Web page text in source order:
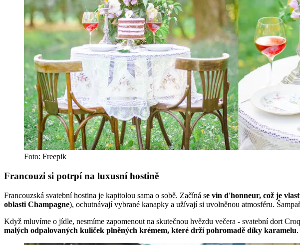
Foto: Freepik
Francouzi si potrpí na luxusní hostině
Francouzská svatební hostina je kapitolou sama o sobě. Začíná se vin d'honneur, což je
oblasti Champagne), ochutnávají vybrané kanapky a užívají si uvolněnou atmosféru.
Když mluvíme o jídle, nesmíme zapomenout na skutečnou hvězdu večera - svatební dort
malých odpalovaných kuliček plněných krémem, které drží pohromadě díky karamelu